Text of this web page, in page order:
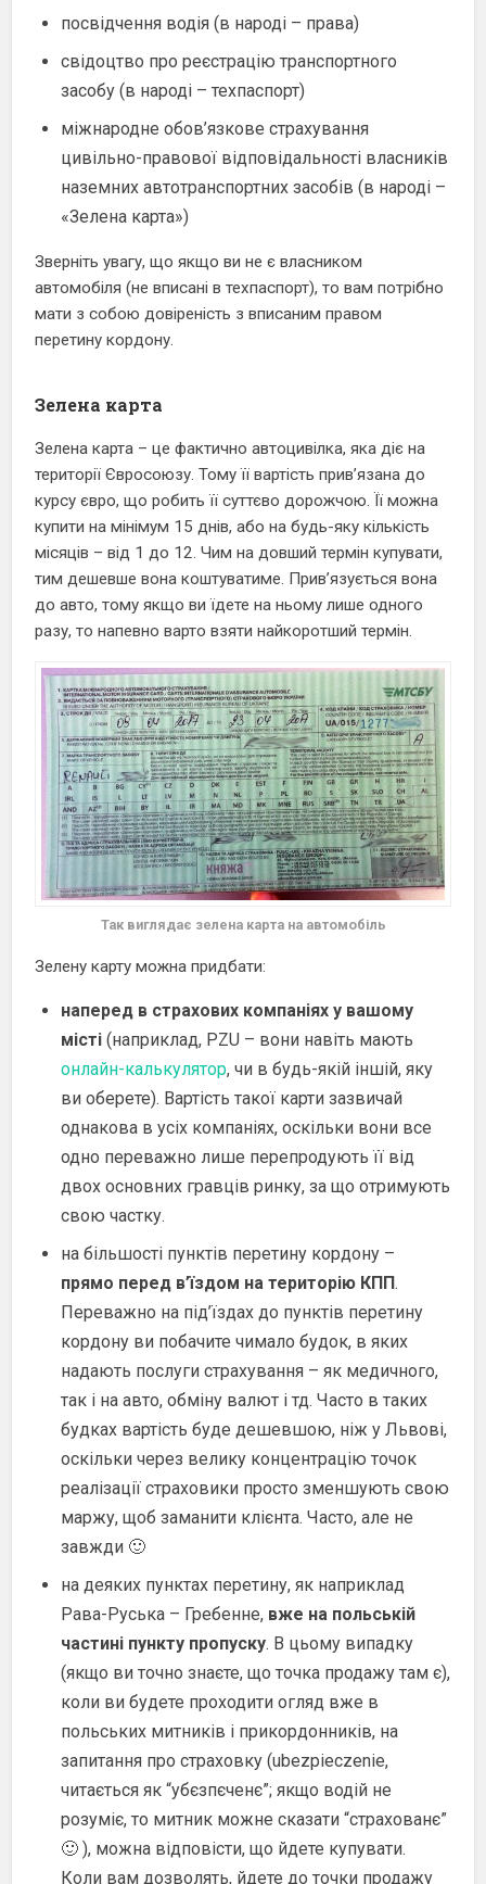
посвідчення водія (в народі – права)
свідоцтво про реєстрацію транспортного
засобу (в народі – техпаспорт)
міжнародне обов’язкове страхування
цивільно-правової відповідальності власників
наземних автотранспортних засобів (в народі –
«Зелена карта»)
Зверніть увагу, що якщо ви не є власником
автомобіля (не вписані в техпаспорт), то вам потрібно
мати з собою довіреність з вписаним правом
перетину кордону.
Зелена карта
Зелена карта – це фактично автоцивілка, яка діє на
території Євросоюзу. Тому її вартість прив’язана до
курсу євро, що робить її суттєво дорожчою. Її можна
купити на мінімум 15 днів, або на будь-яку кількість
місяців – від 1 до 12. Чим на довший термін купувати,
тим дешевше вона коштуватиме. Прив’язується вона
до авто, тому якщо ви їдете на ньому лише одного
разу, то напевно варто взяти найкоротший термін.
Так виглядає зелена карта на автомобіль
Зелену карту можна придбати:
наперед в страхових компаніях у вашому
місті (наприклад, PZU – вони навіть мають
онлайн-калькулятор, чи в будь-якій іншій, яку
ви оберете). Вартість такої карти зазвичай
однакова в усіх компаніях, оскільки вони все
одно переважно лише перепродують її від
двох основних гравців ринку, за що отримують
свою частку.
на більшості пунктів перетину кордону –
прямо перед в’їздом на територію КПП.
Переважно на під’їздах до пунктів перетину
кордону ви побачите чимало будок, в яких
надають послуги страхування – як медичного,
так і на авто, обміну валют і тд. Часто в таких
будках вартість буде дешевшою, ніж у Львові,
оскільки через велику концентрацію точок
реалізації страховики просто зменшують свою
маржу, щоб заманити клієнта. Часто, але не
завжди 🙂
на деяких пунктах перетину, як наприклад
Рава-Руська – Гребенне, вже на польській
частині пункту пропуску. В цьому випадку
(якщо ви точно знаєте, що точка продажу там є),
коли ви будете проходити огляд вже в
польських митників і прикордонників, на
запитання про страховку (ubezpieczenie,
читається як “убєзпєченє”; якщо водій не
розуміє, то митник можне сказати “страхованє”
🙂 ), можна відповісти, що йдете купувати.
Коли вам дозволять, йдете до точки продажу